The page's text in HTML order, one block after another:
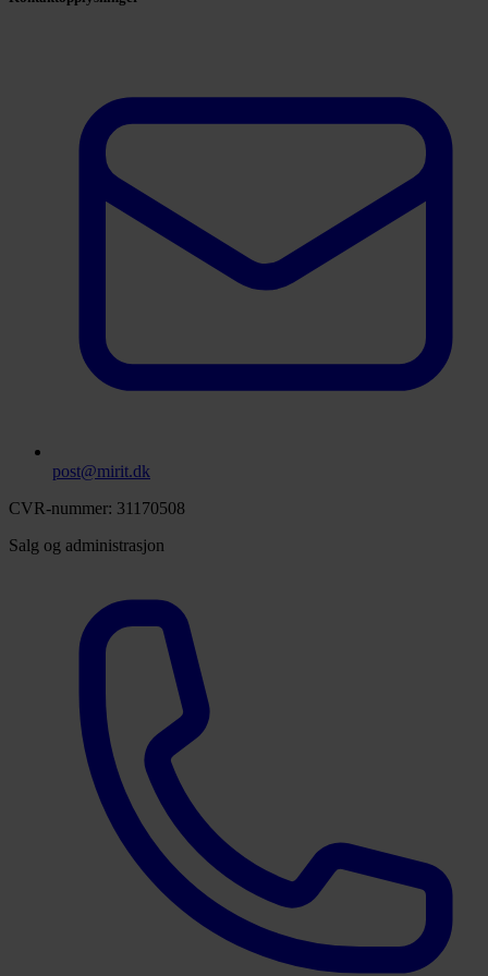
post@mirit.dk
CVR-nummer: 31170508
Salg og administrasjon